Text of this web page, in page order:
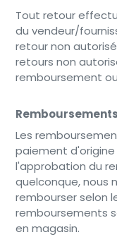
Tout retour
du vendeur/
retour non
retours non
remboursement
Remboursements
Les
paiement d'origine
l'approbation du
quelconque, nous
rembourser selon
remboursements
en magasin.